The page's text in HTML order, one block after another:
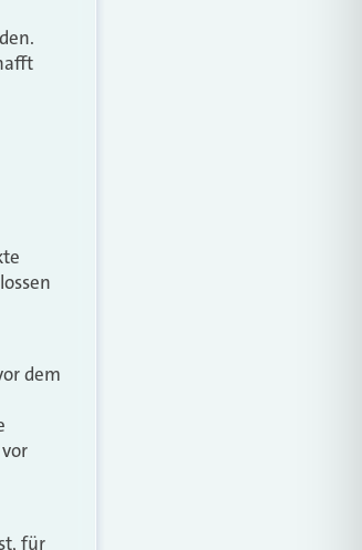
dem
für